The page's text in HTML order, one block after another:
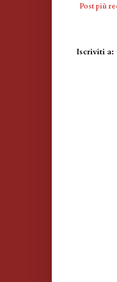
Post più
Iscriviti a: